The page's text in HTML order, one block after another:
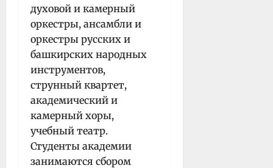
духовой и камерный
оркестры, ансамбли и
оркестры русских и
башкирских народных
инструментов,
струнный квартет,
академический и
камерный хоры,
учебный театр.
Студенты академии
занимаются сбором